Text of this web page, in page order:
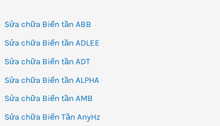
Sửa chữa Biến tần ABB
Sửa chữa Biến tần ADLEE
Sửa chữa Biến tần ADT
Sửa chữa Biến tần ALPHA
Sửa chữa Biến tần AMB
Sửa chữa Biến Tần AnyHz